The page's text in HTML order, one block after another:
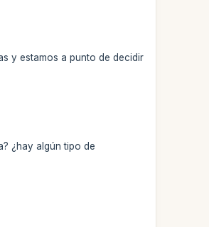
y estamos a punto de decidir
¿hay algún tipo de